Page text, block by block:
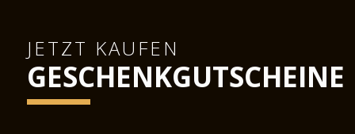
JETZT KAUFEN
GESCHENKGUTSCHEINE